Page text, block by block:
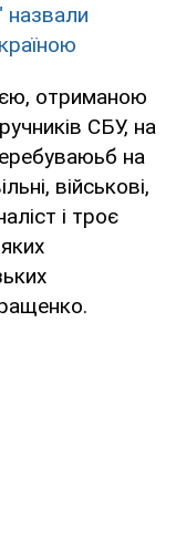
отриманою
СБУ, на
на
військові,
і троє